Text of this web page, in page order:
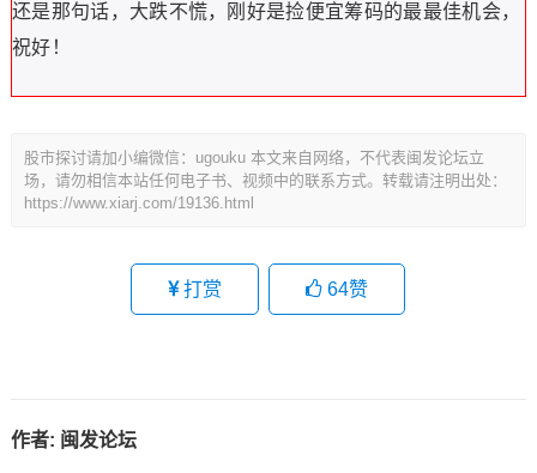
还是那句话，大跌不慌，刚好是捡便宜筹码的最最佳机会，
祝好！
股市探讨请加小编微信：ugouku 本文来自网络，不代表闽发论坛立
场，请勿相信本站任何电子书、视频中的联系方式。转载请注明出处：
https://www.xiarj.com/19136.html
打赏 64赞
作者: 闽发论坛